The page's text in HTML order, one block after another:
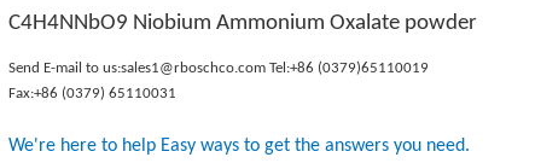
C4H4NNbO9 Niobium Ammonium Oxalate powder
Send E-mail to us:sales1@rboschco.com Tel:+86 (0379)65110019
Fax:+86 (0379) 65110031
We're here to help Easy ways to get the answers you need.